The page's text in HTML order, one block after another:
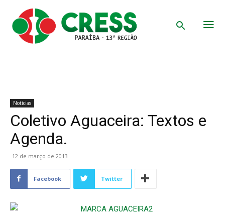
Notícias
Coletivo Aguaceira: Textos e
Agenda.
12 de março de 2013
Facebook Twitter